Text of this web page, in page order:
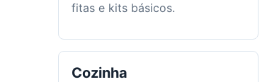
fitas e kits básicos.
Cozinha